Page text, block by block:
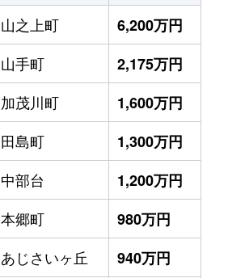
山之上町
6,200万円
山手町
2,175万円
加茂川町
1,600万円
田島町
1,300万円
中部台
1,200万円
本郷町
980万円
あじさいヶ丘
940万円